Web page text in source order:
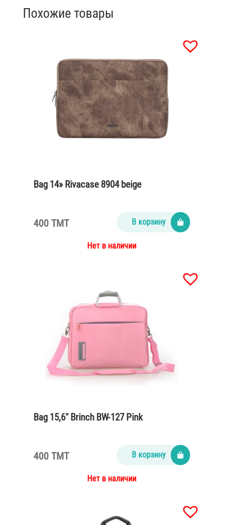
Похожие товары
Bag 14» Rivacase 8904 beige
400 TMT В корзину
Нет в наличии
Bag 15,6″ Brinch BW-127 Pink
400 TMT В корзину
Нет в наличии